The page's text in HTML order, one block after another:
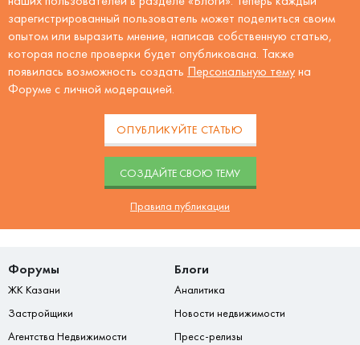
зарегистрированный пользователь может поделиться своим
опытом или выразить мнение, написав собственную статью,
которая после проверки будет опубликована. Также
появилась возможность создать Персональную тему на
Форуме с личной модерацией.
ОПУБЛИКУЙТЕ СТАТЬЮ
CОЗДАЙТЕ СВОЮ ТЕМУ
Правила публикации
Форумы
ЖК Казани
Застройщики
Агентства Недвижимости
Блоги
Аналитика
Новости недвижимости
Пресс-релизы